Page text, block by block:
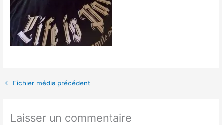
← Fichier média précédent
Laisser un commentaire